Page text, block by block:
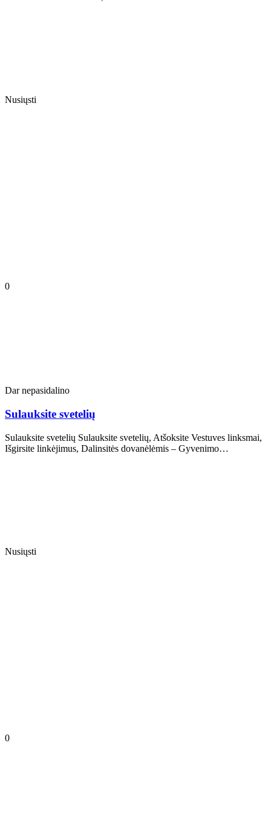
Nusiųsti
0
Dar nepasidalino
Sulauksite svetelių
Sulauksite svetelių Sulauksite svetelių, Atšoksite Vestuves linksmai,
Išgirsite linkėjimus, Dalinsitės dovanėlėmis – Gyvenimo…
Nusiųsti
0